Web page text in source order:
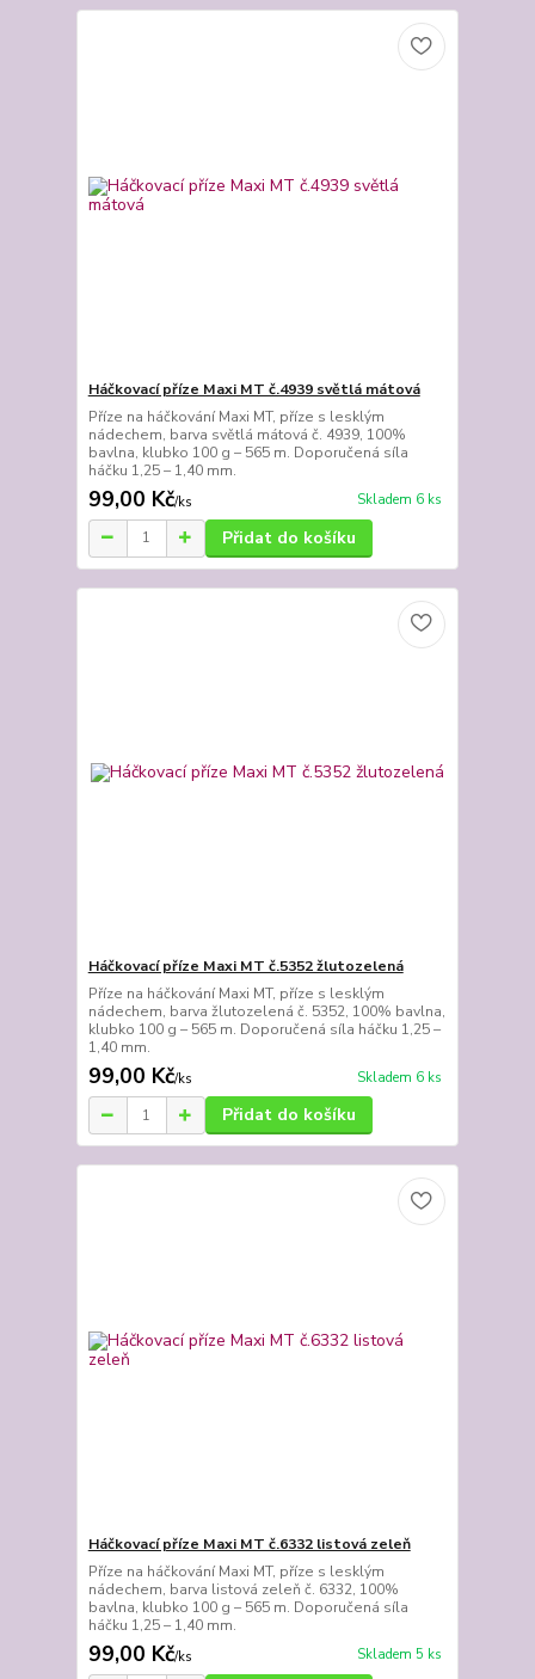
Háčkovací příze Maxi MT č.4939 světlá mátová
Příze na háčkování Maxi MT, příze s lesklým
nádechem, barva světlá mátová č. 4939, 100%
bavlna, klubko 100 g – 565 m. Doporučená síla
háčku 1,25 – 1,40 mm.
99,00 Kč/ks Skladem 6 ks
Přidat do košíku
Háčkovací příze Maxi MT č.5352 žlutozelená
Příze na háčkování Maxi MT, příze s lesklým
nádechem, barva žlutozelená č. 5352, 100% bavlna,
klubko 100 g – 565 m. Doporučená síla háčku 1,25 –
1,40 mm.
99,00 Kč/ks Skladem 6 ks
Přidat do košíku
Háčkovací příze Maxi MT č.6332 listová zeleň
Příze na háčkování Maxi MT, příze s lesklým
nádechem, barva listová zeleň č. 6332, 100%
bavlna, klubko 100 g – 565 m. Doporučená síla
háčku 1,25 – 1,40 mm.
99,00 Kč/ks Skladem 5 ks